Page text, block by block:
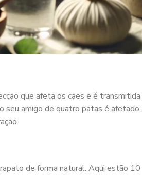
que afeta os cães e é transmitida
seu amigo de quatro patas é afetado,
de forma natural. Aqui estão 10